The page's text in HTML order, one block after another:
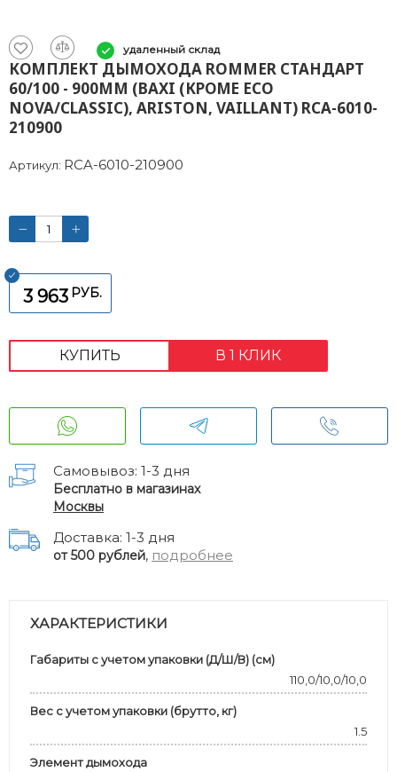
удаленный склад
КОМПЛЕКТ ДЫМОХОДА ROMMER СТАНДАРТ
60/100 - 900ММ (BAXI (КРОМЕ ECO
NOVA/CLASSIC), ARISTON, VAILLANT) RCA-6010-
210900
Артикул: RCA-6010-210900
3 963 РУБ.
КУПИТЬ В 1 КЛИК
Самовывоз: 1-3 дня
Бесплатно в магазинах
Москвы
Доставка: 1-3 дня
от 500 рублей, подробнее
ХАРАКТЕРИСТИКИ
Габариты с учетом упаковки (Д/Ш/В) (см)
110,0/10,0/10,0
Вес с учетом упаковки (брутто, кг)
1.5
Элемент дымохода